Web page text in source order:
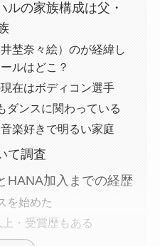
ルの家族構成は父・
埜奈々絵）のが経緯し
ルはどこ？
在はボディコン選手
ダンスに関わっている
楽好きで明るい家庭
て調査
HANA加入までの経歴
を始めた
・受賞歴もある